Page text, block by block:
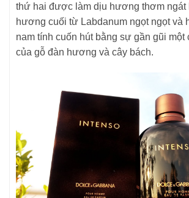
thứ hai được làm dịu hương thơm
hương cuối từ Labdanum ngọt ngọt và
nam tính cuốn hút bằng sự gần gũi một
của gỗ đàn hương và cây bách.